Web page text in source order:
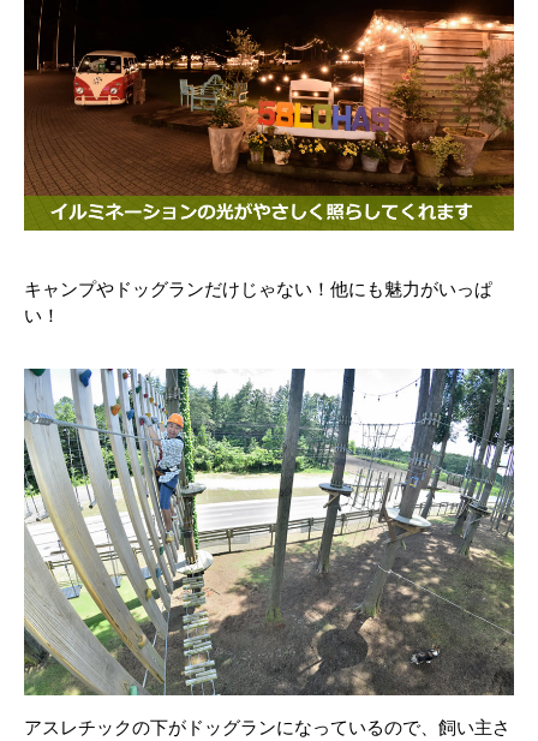
キャンプやドッグランだけじゃない！他にも魅力がいっぱ
い！
アスレチックの下がドッグランになっているので、飼い主さ